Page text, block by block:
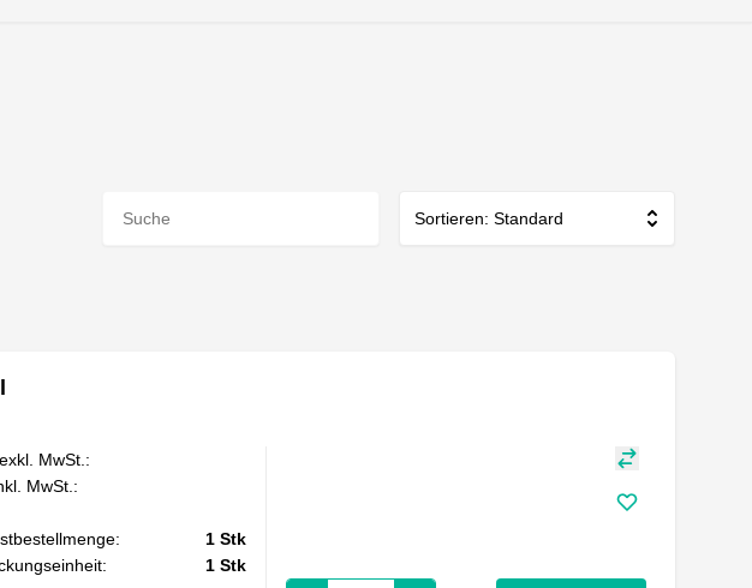
Sortieren: Standard
MwSt.:
MwSt.:
1 Stk
1 Stk